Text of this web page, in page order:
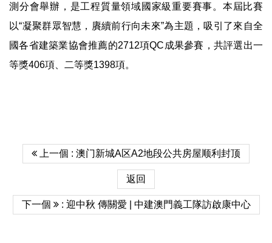
測分會舉辦，是工程質量領域國家級重要賽事。本屆比賽
以“凝聚群眾智慧，賡續前行向未來”為主題，吸引了來自全
國各省建築業協會推薦的2712項QC成果參賽，共評選出一
等獎406項、二等獎1398項。
上一個 : 澳门新城A区A2地段公共房屋顺利封顶
返回
下一個 : 迎中秋 傳關愛 | 中建澳門義工隊訪啟康中心